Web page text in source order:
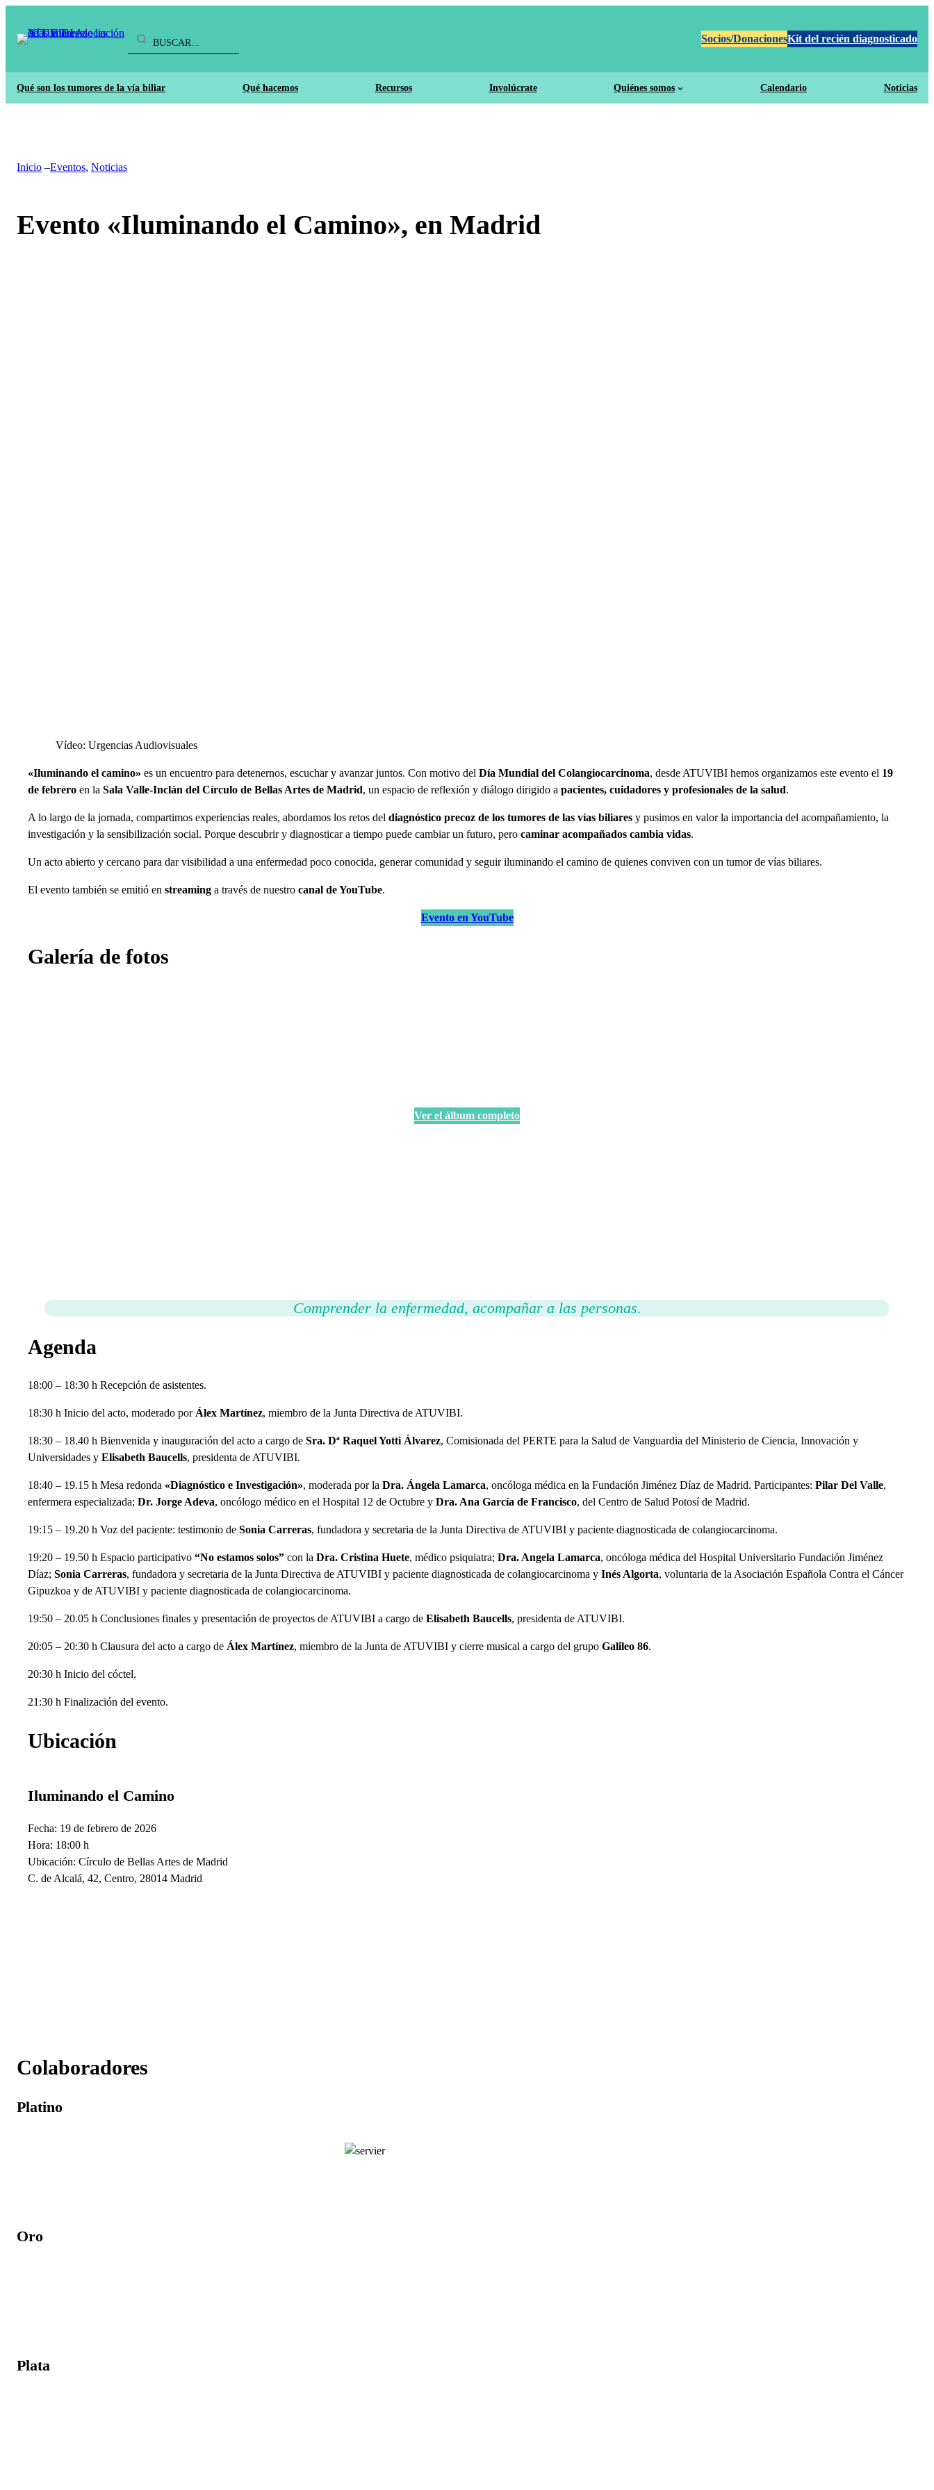
Socios/DonacionesKit del recién diagnosticado
Qué son los tumores de la vía biliar Qué hacemos Recursos Involúcrate Quiénes somos Calendario Noticias
Inicio –Eventos, Noticias
Evento «Iluminando el Camino», en Madrid
Vídeo: Urgencias Audiovisuales
«Iluminando el camino» es un encuentro para detenernos, escuchar y avanzar juntos. Con motivo del Día Mundial del Colangiocarcinoma, desde ATUVIBI hemos organizamos este evento el 19
de febrero en la Sala Valle-Inclán del Círculo de Bellas Artes de Madrid, un espacio de reflexión y diálogo dirigido a pacientes, cuidadores y profesionales de la salud.
A lo largo de la jornada, compartimos experiencias reales, abordamos los retos del diagnóstico precoz de los tumores de las vías biliares y pusimos en valor la importancia del acompañamiento, la
investigación y la sensibilización social. Porque descubrir y diagnosticar a tiempo puede cambiar un futuro, pero caminar acompañados cambia vidas.
Un acto abierto y cercano para dar visibilidad a una enfermedad poco conocida, generar comunidad y seguir iluminando el camino de quienes conviven con un tumor de vías biliares.
El evento también se emitió en streaming a través de nuestro canal de YouTube.
Evento en YouTube
Galería de fotos
Ver el álbum completo
Comprender la enfermedad, acompañar a las personas.
Agenda
18:00 – 18:30 h Recepción de asistentes.
18:30 h Inicio del acto, moderado por Álex Martínez, miembro de la Junta Directiva de ATUVIBI.
18:30 – 18.40 h Bienvenida y inauguración del acto a cargo de Sra. Dª Raquel Yotti Álvarez, Comisionada del PERTE para la Salud de Vanguardia del Ministerio de Ciencia, Innovación y
Universidades y Elisabeth Baucells, presidenta de ATUVIBI.
18:40 – 19.15 h Mesa redonda «Diagnóstico e Investigación», moderada por la Dra. Ángela Lamarca, oncóloga médica en la Fundación Jiménez Díaz de Madrid. Participantes: Pilar Del Valle,
enfermera especializada; Dr. Jorge Adeva, oncólogo médico en el Hospital 12 de Octubre y Dra. Ana García de Francisco, del Centro de Salud Potosí de Madrid.
19:15 – 19.20 h Voz del paciente: testimonio de Sonia Carreras, fundadora y secretaria de la Junta Directiva de ATUVIBI y paciente diagnosticada de colangiocarcinoma.
19:20 – 19.50 h Espacio participativo “No estamos solos” con la Dra. Cristina Huete, médico psiquiatra; Dra. Angela Lamarca, oncóloga médica del Hospital Universitario Fundación Jiménez
Díaz; Sonia Carreras, fundadora y secretaria de la Junta Directiva de ATUVIBI y paciente diagnosticada de colangiocarcinoma y Inés Algorta, voluntaria de la Asociación Española Contra el Cáncer
Gipuzkoa y de ATUVIBI y paciente diagnosticada de colangiocarcinoma.
19:50 – 20.05 h Conclusiones finales y presentación de proyectos de ATUVIBI a cargo de Elisabeth Baucells, presidenta de ATUVIBI.
20:05 – 20:30 h Clausura del acto a cargo de Álex Martínez, miembro de la Junta de ATUVIBI y cierre musical a cargo del grupo Galileo 86.
20:30 h Inicio del cóctel.
21:30 h Finalización del evento.
Ubicación
Iluminando el Camino
Fecha: 19 de febrero de 2026
Hora: 18:00 h
Ubicación: Círculo de Bellas Artes de Madrid
C. de Alcalá, 42, Centro, 28014 Madrid
Colaboradores
Platino
Oro
Plata